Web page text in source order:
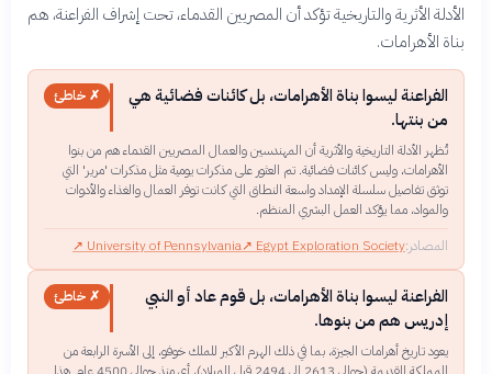
الأدلة الأثرية والتاريخية تؤكد أن المصريين القدماء، تحت إشراف الفراعنة، هم
بناة الأهرامات.
الفراعنة ليسوا بناة الأهرامات، بل كائنات فضائية هي
من بنتها.
✗ خاطئ
تُظهر الأدلة التاريخية والأثرية أن المهندسين والعمال المصريين القدماء هم من بنوا
الأهرامات، وليس كائنات فضائية. تم العثور على مذكرات يومية مثل مذكرات 'مرير' التي
توثق تفاصيل سلسلة الإمداد واسعة النطاق التي كانت توفر العمال والغذاء والأدوات
والمواد، مما يؤكد العمل البشري المنظم.
المصادر:Egypt Exploration Society
↗
University of Pennsylvania
↗
الفراعنة ليسوا بناة الأهرامات، بل قوم عاد أو النبي
إدريس هم من بنوها.
✗ خاطئ
يعود تاريخ أهرامات الجيزة، بما في ذلك الهرم الأكبر للملك خوفو، إلى الأسرة الرابعة من